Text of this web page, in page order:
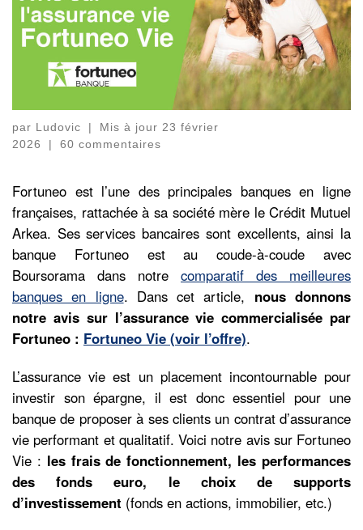
par Ludovic | Mis à jour 23 février
2026
| 60 commentaires
Fortuneo est l’une des principales banques en ligne
françaises, rattachée à sa société mère le Crédit Mutuel
Arkea. Ses services bancaires sont excellents, ainsi la
banque Fortuneo est au coude-à-coude avec
Boursorama dans notre comparatif des meilleures
banques en ligne. Dans cet article, nous donnons
notre avis sur l’assurance vie commercialisée par
Fortuneo : Fortuneo Vie (voir l’offre).
L’assurance vie est un placement incontournable pour
investir son épargne, il est donc essentiel pour une
banque de proposer à ses clients un contrat d’assurance
vie performant et qualitatif. Voici notre avis sur Fortuneo
Vie : les frais de fonctionnement, les performances
des fonds euro, le choix de supports
d’investissement (fonds en actions, immobilier, etc.)